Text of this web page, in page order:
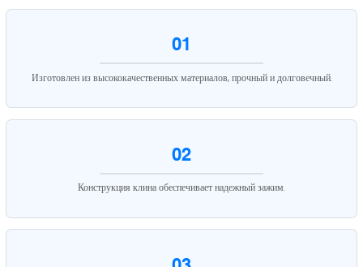
01
Изготовлен из высококачественных материалов, прочный и долговечный.
02
Конструкция клина обеспечивает надежный зажим.